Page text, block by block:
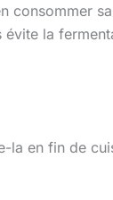
consommer
la
la en fin de